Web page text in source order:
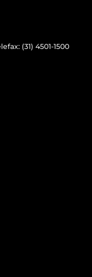
(31) 4501-1500